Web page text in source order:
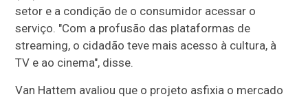
setor e a condição de o consumidor acessar o
serviço. "Com a profusão das plataformas de
streaming, o cidadão teve mais acesso à cultura, à
TV e ao cinema", disse.
Van Hattem avaliou que o projeto asfixia o mercado